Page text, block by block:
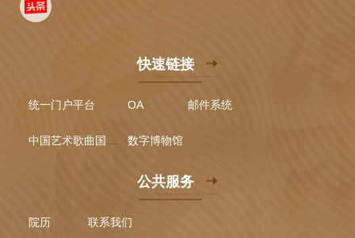
快速链接
统一门户平台 OA 邮件系统
数字博物馆
公共服务
院历 联系我们